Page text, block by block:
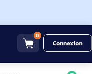
0
Connexion